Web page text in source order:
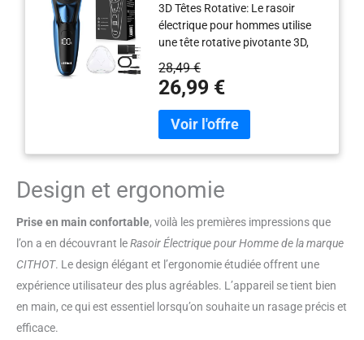
Barbe de Précision IPX7
Rasoir à Sec et Humide
avec Verrouillage de
Voyage RS8336 Bleu
Shaver Portable
3D Têtes Rotative: Le rasoir
électrique pour hommes utilise
une tête rotative pivotante 3D,
qui s'adapte automatiquement
aux contours du visage, du cou
et même du menton, ce qui
permet d'avoir facilement une
expérience de rasage propre et
électrique est équipé d'un écran
LCD, qui affiche facilement les
informations clés, y compris
voyant de batterie faible, le
voyant de nettoyage et le voyant
de verrouillage, ce qui le rend
clair en un coup d'œil et facilite
l'utilisation Batterie Durable: Le
rasoir electrique homme se
28,49 €
26,99 €
Design et ergonomie
Prise en main confortable, voilà les premières impressions que
l’on a en découvrant leRasoir Électrique pour Homme de la marque
CITHOT. Le design élégant et l’ergonomie étudiée offrent une
expérience utilisateur des plus agréables. L’appareil se tient bien
en main, ce qui est essentiel lorsqu’on souhaite un rasage précis et
efficace.